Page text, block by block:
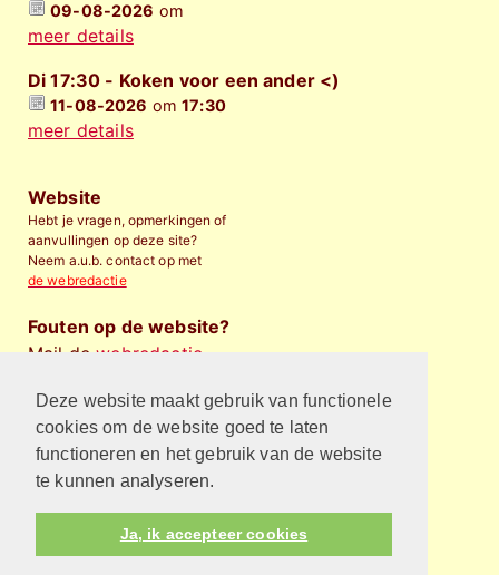
Deze website maakt gebruik van functionele
cookies om de website goed te laten
functioneren en het gebruik van de website
te kunnen analyseren.
Ja, ik accepteer cookies
09-08-2026 om
meer details
Di 17:30 - Koken voor een ander <)
11-08-2026 om17:30
meer details
Website
Hebt je vragen, opmerkingen of
aanvullingen op deze site?
Neem a.u.b. contact op met
de webredactie
Fouten op de website?
Mail dewebredactie.
Financieel bijdragen
Wilt u de Protestantse
Gemeente Almelo
financieel
steunen ?
Privacyverklaring
Kijk hier voor de privacyverklaring